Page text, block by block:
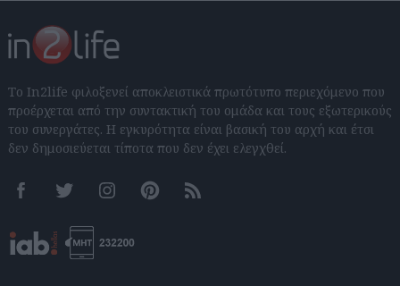
Το In2life φιλοξενεί αποκλειστικά πρωτότυπο περιεχόμενο που
προέρχεται από την συντακτική του ομάδα και τους εξωτερικούς
του συνεργάτες. Η εγκυρότητα είναι βασική του αρχή και έτσι
δεν δημοσιεύεται τίποτα που δεν έχει ελεγχθεί.
FacebookTwitter InstagramPinterestRSS feeds